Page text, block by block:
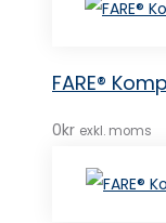
FARE®
0kr exkl. moms